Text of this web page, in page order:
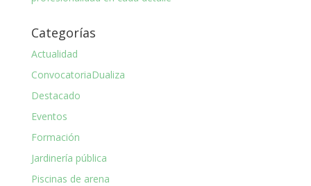
Categorías
Actualidad
ConvocatoriaDualiza
Destacado
Eventos
Formación
Jardinería pública
Piscinas de arena